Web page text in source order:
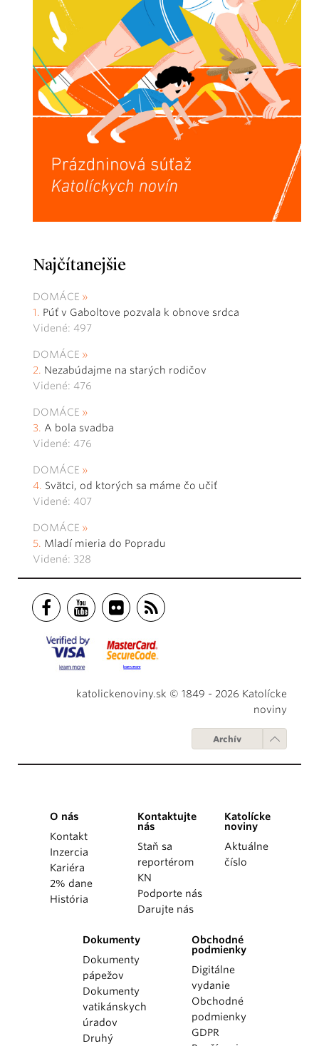
Najčítanejšie
DOMÁCE
Púť v Gaboltove pozvala k obnove srdca
Videné: 497
DOMÁCE
Nezabúdajme na starých rodičov
Videné: 476
DOMÁCE
A bola svadba
Videné: 476
DOMÁCE
Svätci, od ktorých sa máme čo učiť
Videné: 407
DOMÁCE
Mladí mieria do Popradu
Videné: 328
katolickenoviny.sk © 1849 - 2026 Katolícke
noviny
Archív
O nás
Kontakt
Inzercia
Kariéra
2% dane
História
Kontaktujte
nás
Staň sa
reportérom
KN
Podporte nás
Darujte nás
Katolícke
noviny
Aktuálne
číslo
Dokumenty
Dokumenty
pápežov
Dokumenty
vatikánskych
úradov
Druhý
Obchodné
podmienky
Digitálne
vydanie
Obchodné
podmienky
GDPR